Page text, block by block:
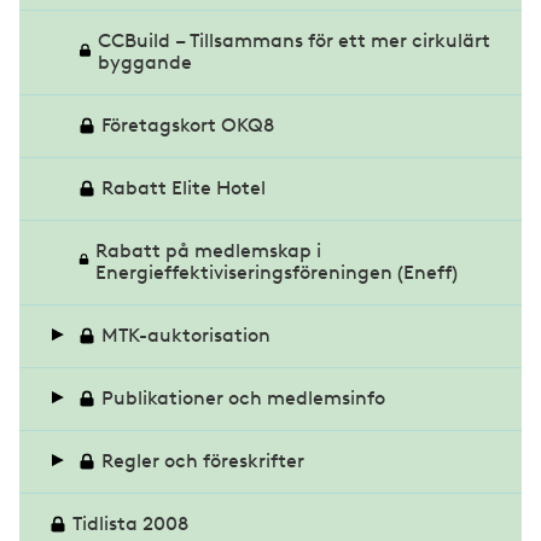
CCBuild – Tillsammans för ett mer cirkulärt
byggande
Företagskort OKQ8
Rabatt Elite Hotel
Rabatt på medlemskap i
Energieffektiviseringsföreningen (Eneff)
MTK-auktorisation
Egenkontroll
Rapport auktorisationsbesiktning
Årsbrev MTK 2025
Publikationer och medlemsinfo
Glas (branschtidning)
Glasbranschen 1995–2020
Regler och föreskrifter
Arbetsgivardeklaration på individnivå
Tidlista 2008